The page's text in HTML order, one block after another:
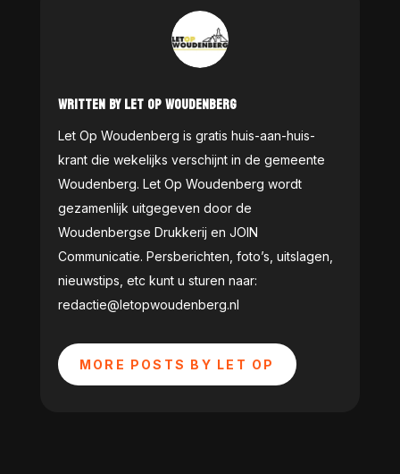
WRITTEN BY LET OP WOUDENBERG
Let Op Woudenberg is gratis huis-aan-huis-
krant die wekelijks verschijnt in de gemeente
Woudenberg. Let Op Woudenberg wordt
gezamenlijk uitgegeven door de
Woudenbergse Drukkerij en JOIN
Communicatie. Persberichten, foto’s, uitslagen,
nieuwstips, etc kunt u sturen naar:
redactie@letopwoudenberg.nl
MORE POSTS BY LET OP